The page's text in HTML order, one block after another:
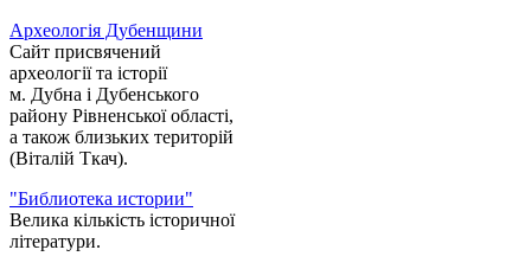
Археологія Дубенщини
Сайт присвячений
археології та історії
м. Дубна і Дубенського
району Рівненської області,
а також близьких територій
(Віталій Ткач).
"Библиотека истории"
Велика кількість історичної
літератури.